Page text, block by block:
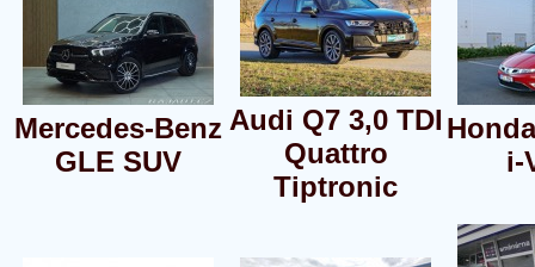
Mercedes-Benz
GLE SUV
Audi Q7 3,0 TDI
Quattro
Tiptronic
i-